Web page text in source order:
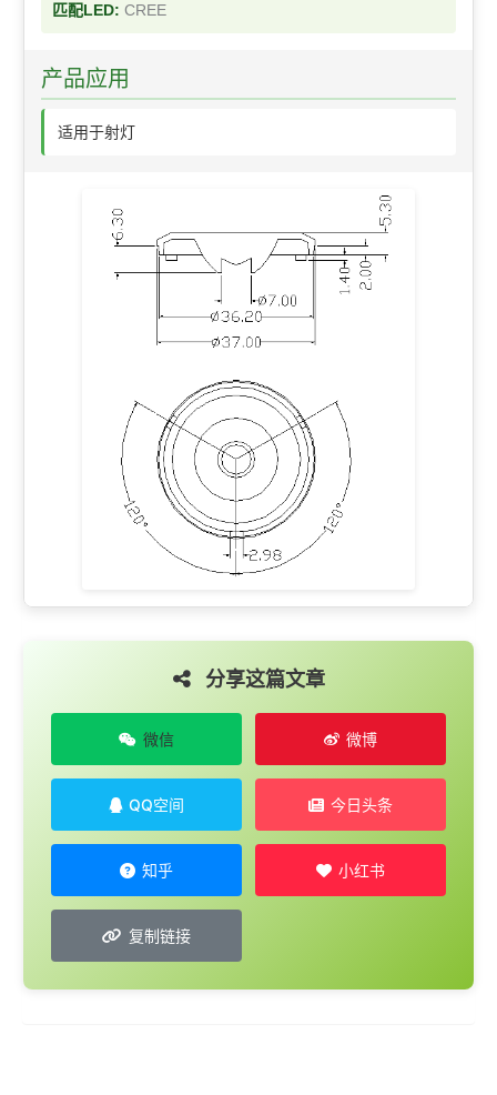
匹配LED: CREE
产品应用
适用于射灯
分享这篇文章
微信 微博
QQ空间 今日头条
知乎 小红书
复制链接